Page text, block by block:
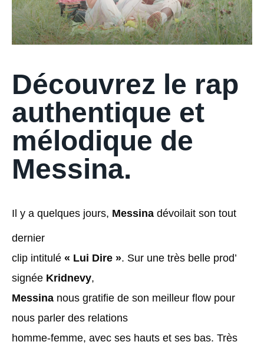
Découvrez le rap
authentique et
mélodique de
Messina.
Il y a quelques jours, Messina dévoilait son tout
dernier
clip intitulé « Lui Dire ». Sur une très belle prod’
signée Kridnevy,
Messina nous gratifie de son meilleur flow pour
nous parler des relations
homme-femme, avec ses hauts et ses bas. Très